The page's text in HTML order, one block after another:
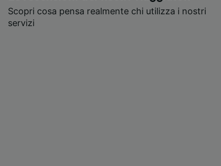
Scopri cosa pensa realmente chi utilizza i nostri
servizi